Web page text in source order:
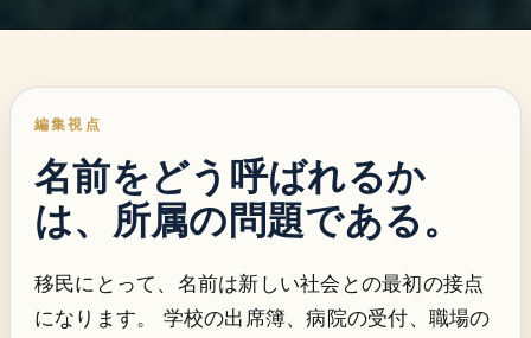
編集視点
名前をどう呼ばれるか
は、所属の問題である。
移民にとって、名前は新しい社会との最初の接点
になります。 学校の出席簿、病院の受付、職場の